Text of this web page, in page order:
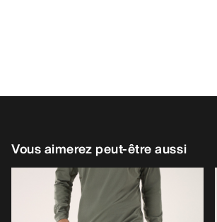
Vous aimerez peut-être aussi